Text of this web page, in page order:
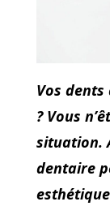
Vos
? Vous
situation.
dentaire